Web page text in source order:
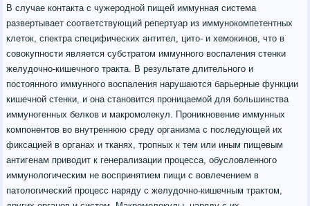
В случае контакта с чужеродной пищей иммунная система
развертывает соответствующий репертуар из иммунокомпетентных
клеток, спектра специфических антител, цито- и хемокинов, что в
совокупности является субстратом иммунного воспаления стенки
желудочно-кишечного тракта. В результате длительного и
постоянного иммунного воспаления нарушаются барьерные функции
кишечной стенки, и она становится проницаемой для большинства
иммуногенных белков и макромолекул. Проникновение иммунных
компонентов во внутреннюю среду организма с последующей их
фиксацией в органах и тканях, тропных к тем или иным пищевым
антигенам приводит к генерализации процесса, обусловленного
иммунологическим не воспринятием пищи с вовлечением в
патологический процесс наряду с желудочно-кишечным трактом,